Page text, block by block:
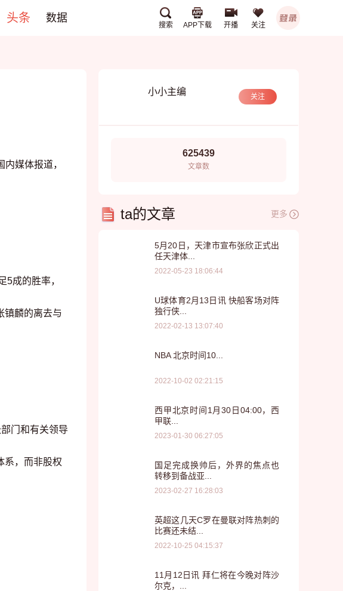
头条 数据
搜索 APP下载 开播 关注
媒体报道，
成的胜率，
镇麟的离去与
门和有关领导
系，而非股权
小小主编 关注
625439
文章数
ta的文章 更多
5月20日，天津市宣布张欣正式出
任天津体...
2022-05-23 18:06:44
U球体育2月13日讯 快船客场对阵
独行侠...
2022-02-13 13:07:40
NBA 北京时间10...
2022-10-02 02:21:15
西甲北京时间1月30日04:00，西
甲联...
2023-01-30 06:27:05
国足完成换帅后，外界的焦点也
转移到备战亚...
2023-02-27 16:28:03
英超这几天C罗在曼联对阵热刺的
比赛还未结...
2022-10-25 04:15:37
11月12日讯 拜仁将在今晚对阵沙
尔克，...